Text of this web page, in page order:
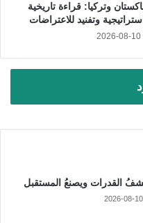
وتركيا: قراءة تاريخية
وتفنيد للاعتراضات
2026-08-10
القدرات ويصنعُ المستقبل
2026-08-10